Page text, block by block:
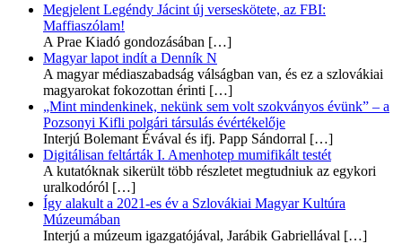
Megjelent Legéndy Jácint új verseskötete, az FBI:
Maffiaszólam!
A Prae Kiadó gondozásában […]
Magyar lapot indít a Denník N
A magyar médiaszabadság válságban van, és ez a szlovákiai
magyarokat fokozottan érinti […]
„Mint mindenkinek, nekünk sem volt szokványos évünk” – a
Pozsonyi Kifli polgári társulás évértékelője
Interjú Bolemant Évával és ifj. Papp Sándorral […]
Digitálisan feltárták I. Amenhotep mumifikált testét
A kutatóknak sikerült több részletet megtudniuk az egykori
uralkodóról […]
Így alakult a 2021-es év a Szlovákiai Magyar Kultúra
Múzeumában
Interjú a múzeum igazgatójával, Jarábik Gabriellával […]